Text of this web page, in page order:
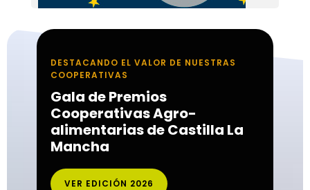
DESTACANDO EL VALOR DE NUESTRAS
COOPERATIVAS
Gala de Premios
Cooperativas Agro-
alimentarias de Castilla La
Mancha
VER EDICIÓN 2026